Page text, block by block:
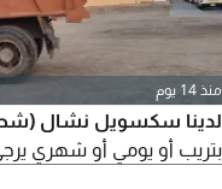
منذ 14 يوم
لدينا سكسويل نشال (شحن
بتريب أو يومي أو شهري